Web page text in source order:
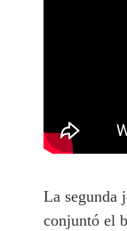
La segunda
conjuntó el